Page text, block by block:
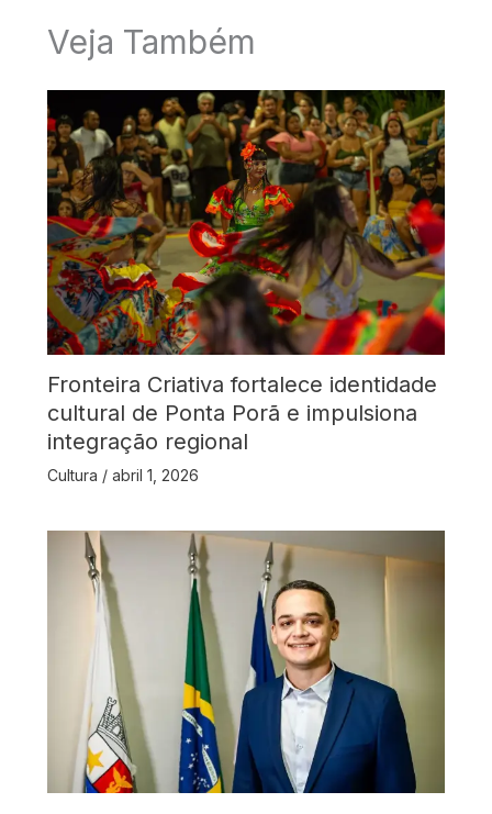
Veja Também
Fronteira Criativa fortalece identidade
cultural de Ponta Porã e impulsiona
integração regional
Cultura / abril 1, 2026